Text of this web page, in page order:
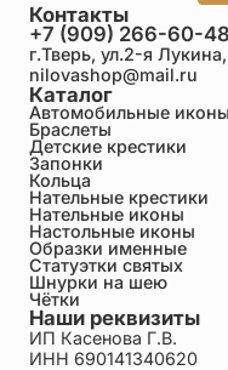
Каталог
Автомобильные иконы
Браслеты
Детские крестики
Запонки
Кольца
Нательные крестики
Нательные иконы
Настольные иконы
Образки именные
Статуэтки святых
Шнурки на шею
Чётки
Контакты
+7 (909) 266-60-48
г.Тверь, ул.2-я
nilovashop@mail.ru
Наши реквизиты
ИП Касенова Г.В.
ИНН 690141340620